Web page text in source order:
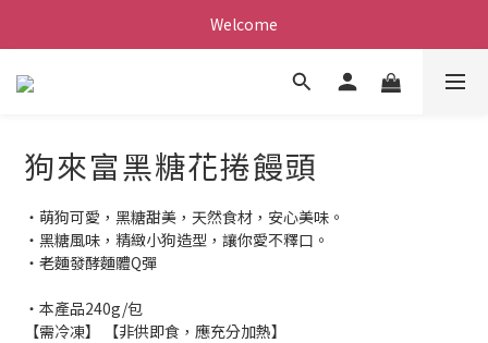
Welcome
狗來富黑糖花捲饅頭
・萌狗可愛，黑糖甜美，天然食材，安心美味。
・黑糖風味，精緻小狗造型，讓你愛不釋口。
・老麵發酵麵體Q彈
・本產品240g/包
【需冷凍】 【非供即食，應充分加熱】